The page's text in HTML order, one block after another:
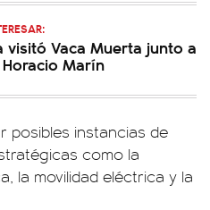
visitó Vaca Muerta junto a
Marín
posibles instancias de
como la
la movilidad eléctrica y la